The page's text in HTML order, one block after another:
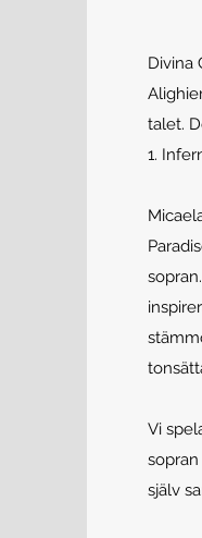
Divina
talet.
1.
Vi
själv